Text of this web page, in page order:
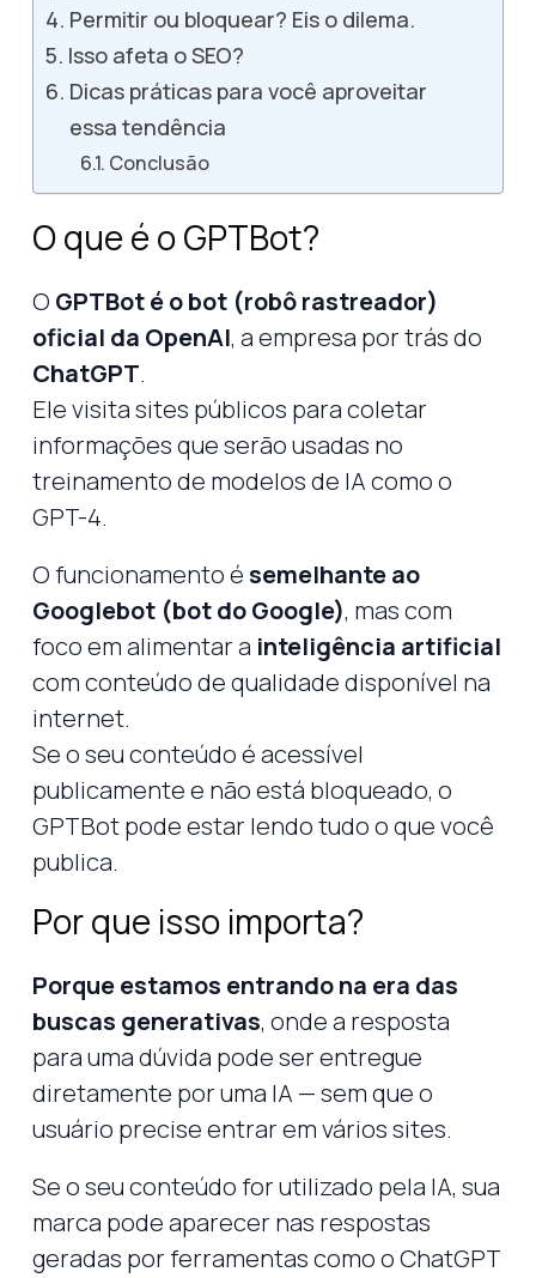
Permitir ou bloquear? Eis o dilema.
Isso afeta o SEO?
Dicas práticas para você aproveitar
essa tendência
Conclusão
O que é o GPTBot?
O GPTBot é o bot (robô rastreador)
oficial da OpenAI, a empresa por trás do
ChatGPT.
Ele visita sites públicos para coletar
informações que serão usadas no
treinamento de modelos de IA como o
GPT-4.
O funcionamento ésemelhante ao
Googlebot (bot do Google), mas com
foco em alimentar a inteligência artificial
com conteúdo de qualidade disponível na
internet.
Se o seu conteúdo é acessível
publicamente e não está bloqueado, o
GPTBot pode estar lendo tudo o que você
publica.
Por que isso importa?
Porque estamos entrando na era das
buscas generativas, onde a resposta
para uma dúvida pode ser entregue
diretamente por uma IA — sem que o
usuário precise entrar em vários sites.
Se o seu conteúdo for utilizado pela IA, sua
marca pode aparecer nas respostas
geradas por ferramentas como o ChatGPT